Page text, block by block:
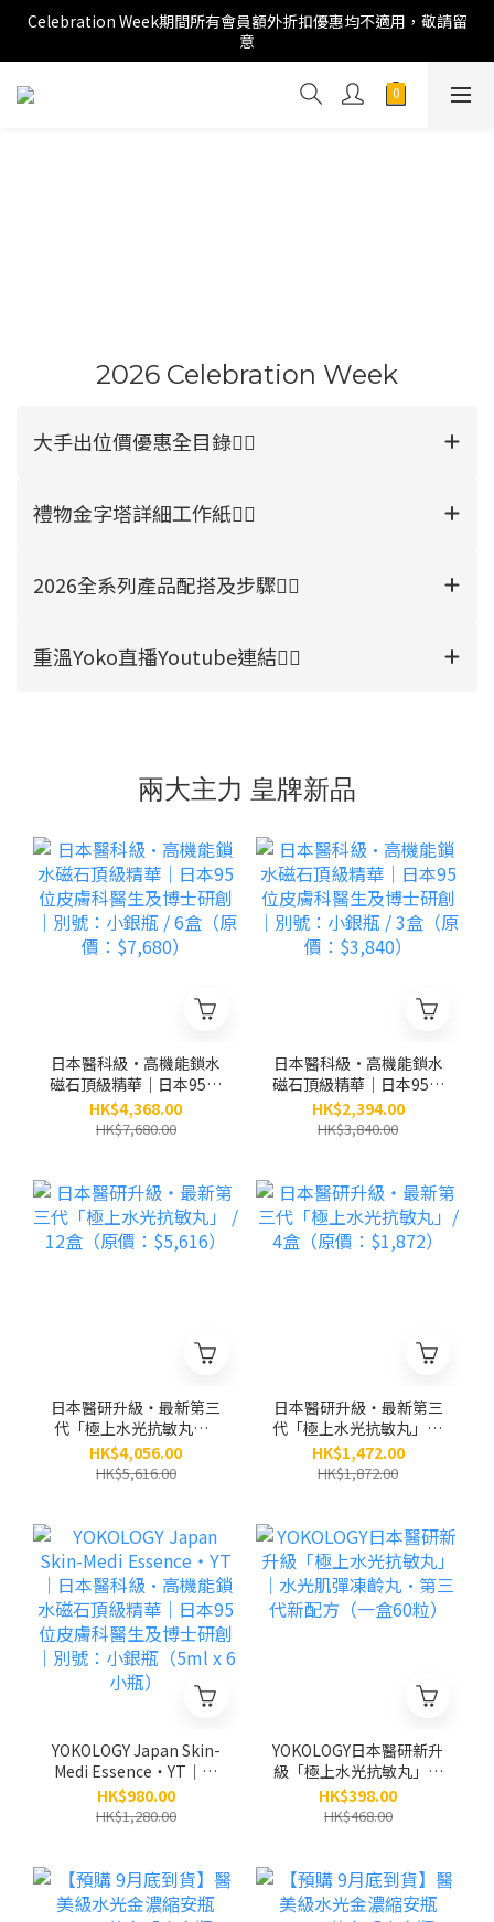
Celebration Week期間所有會員額外折扣優惠均不適用，敬請留
意
2026 Celebration Week
大手出位價優惠全目錄👉🏻
禮物金字塔詳細工作紙👉🏻
2026全系列產品配搭及步驟👉🏻
重溫Yoko直播Youtube連結👉🏻
兩大主力 皇牌新品
日本醫科級•高機能鎖水
磁石頂級精華｜日本95位
皮膚科醫生及博士研創｜
別號：小銀瓶 / 6盒（原
HK$4,368.00
HK$7,680.00
日本醫科級•高機能鎖水
磁石頂級精華｜日本95位
皮膚科醫生及博士研創｜
別號：小銀瓶 / 3盒（原
HK$2,394.00
HK$3,840.00
日本醫研升級・最新第三
代「極上水光抗敏丸」 /
12盒（原價：$5,616）
HK$4,056.00
HK$5,616.00
日本醫研升級・最新第三
代「極上水光抗敏丸」/ 4
盒（原價：$1,872）
HK$1,472.00
HK$1,872.00
YOKOLOGY Japan Skin-
Medi Essence・YT｜日
本醫科級•高機能鎖水磁
石頂級精華｜日本95位皮
瓶）
HK$980.00
HK$1,280.00
YOKOLOGY日本醫研新升
級「極上水光抗敏丸」｜
水光肌彈凍齡丸•第三代
新配方（一盒60粒）
HK$398.00
HK$468.00